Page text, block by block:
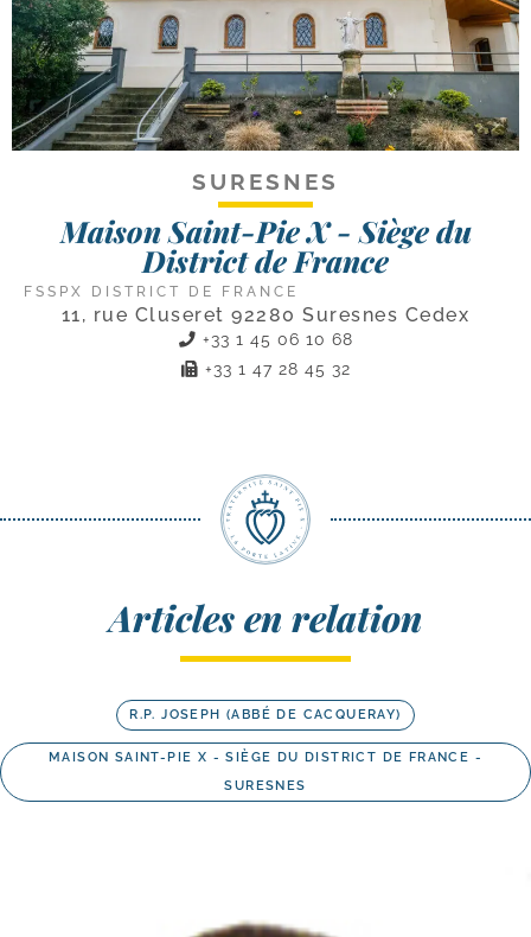
SURESNES
Maison Saint-Pie X - Siège du
District de France
FSSPX DISTRICT DE FRANCE
11, rue Cluseret 92280 Suresnes Cedex
+33 1 45 06 10 68
+33 1 47 28 45 32
Articles en relation
R.P. JOSEPH (ABBÉ DE CACQUERAY)
MAISON SAINT-PIE X - SIÈGE DU DISTRICT DE FRANCE -
SURESNES